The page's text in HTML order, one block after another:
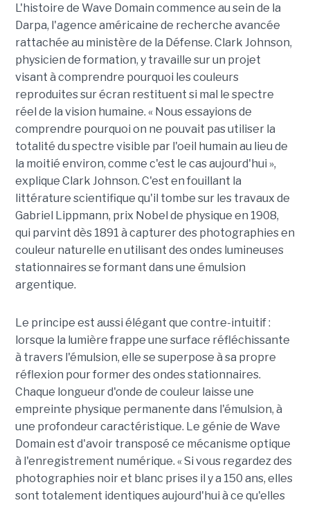
L'histoire de Wave Domain commence au sein de la
Darpa, l'agence américaine de recherche avancée
rattachée au ministère de la Défense. Clark Johnson,
physicien de formation, y travaille sur un projet
visant à comprendre pourquoi les couleurs
reproduites sur écran restituent si mal le spectre
réel de la vision humaine. « Nous essayions de
comprendre pourquoi on ne pouvait pas utiliser la
totalité du spectre visible par l'oeil humain au lieu de
la moitié environ, comme c'est le cas aujourd'hui »,
explique Clark Johnson. C'est en fouillant la
littérature scientifique qu'il tombe sur les travaux de
Gabriel Lippmann, prix Nobel de physique en 1908,
qui parvint dès 1891 à capturer des photographies en
couleur naturelle en utilisant des ondes lumineuses
stationnaires se formant dans une émulsion
argentique.
Le principe est aussi élégant que contre-intuitif :
lorsque la lumière frappe une surface réfléchissante
à travers l'émulsion, elle se superpose à sa propre
réflexion pour former des ondes stationnaires.
Chaque longueur d'onde de couleur laisse une
empreinte physique permanente dans l'émulsion, à
une profondeur caractéristique. Le génie de Wave
Domain est d'avoir transposé ce mécanisme optique
à l'enregistrement numérique. « Si vous regardez des
photographies noir et blanc prises il y a 150 ans, elles
sont totalement identiques aujourd'hui à ce qu'elles